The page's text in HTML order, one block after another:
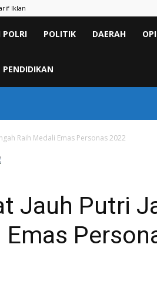
Iklan
POLRI POLITIK DAERAH
PENDIDIKAN
Raih Medali Emas Personas 2022
Jauh Putri